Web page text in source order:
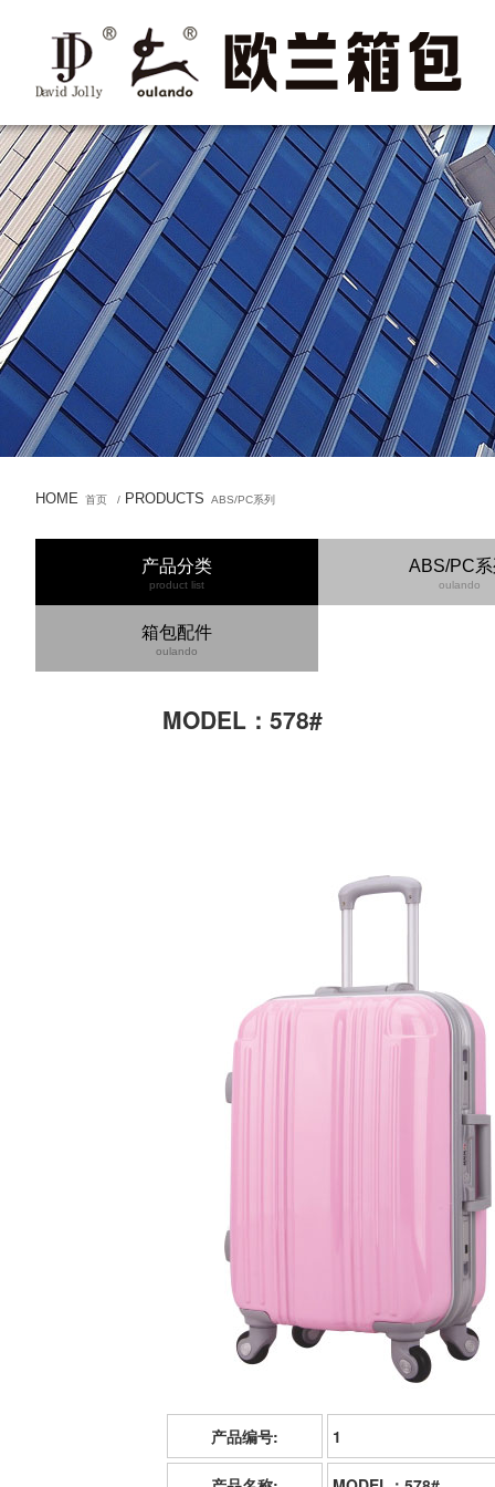
HOME 首页 / PRODUCTS ABS/PC系列
产品分类
product list
ABS/PC
oulando
箱包配件
oulando
MODEL：578#
产品编号: 1